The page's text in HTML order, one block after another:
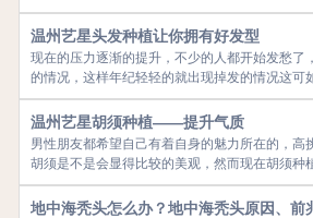
温州艺星头发种植让你拥有好发型
现在的压力逐渐的提升，不少的人都开始发愁了
的情况，这样年纪轻轻的就出现掉发的情况这可
温州艺星胡须种植——提升气质
男性朋友都希望自己有着自身的魅力所在的，高
胡须是不是会显得比较的美观，然而现在胡须种
地中海秃头怎么办？地中海秃头原因、前